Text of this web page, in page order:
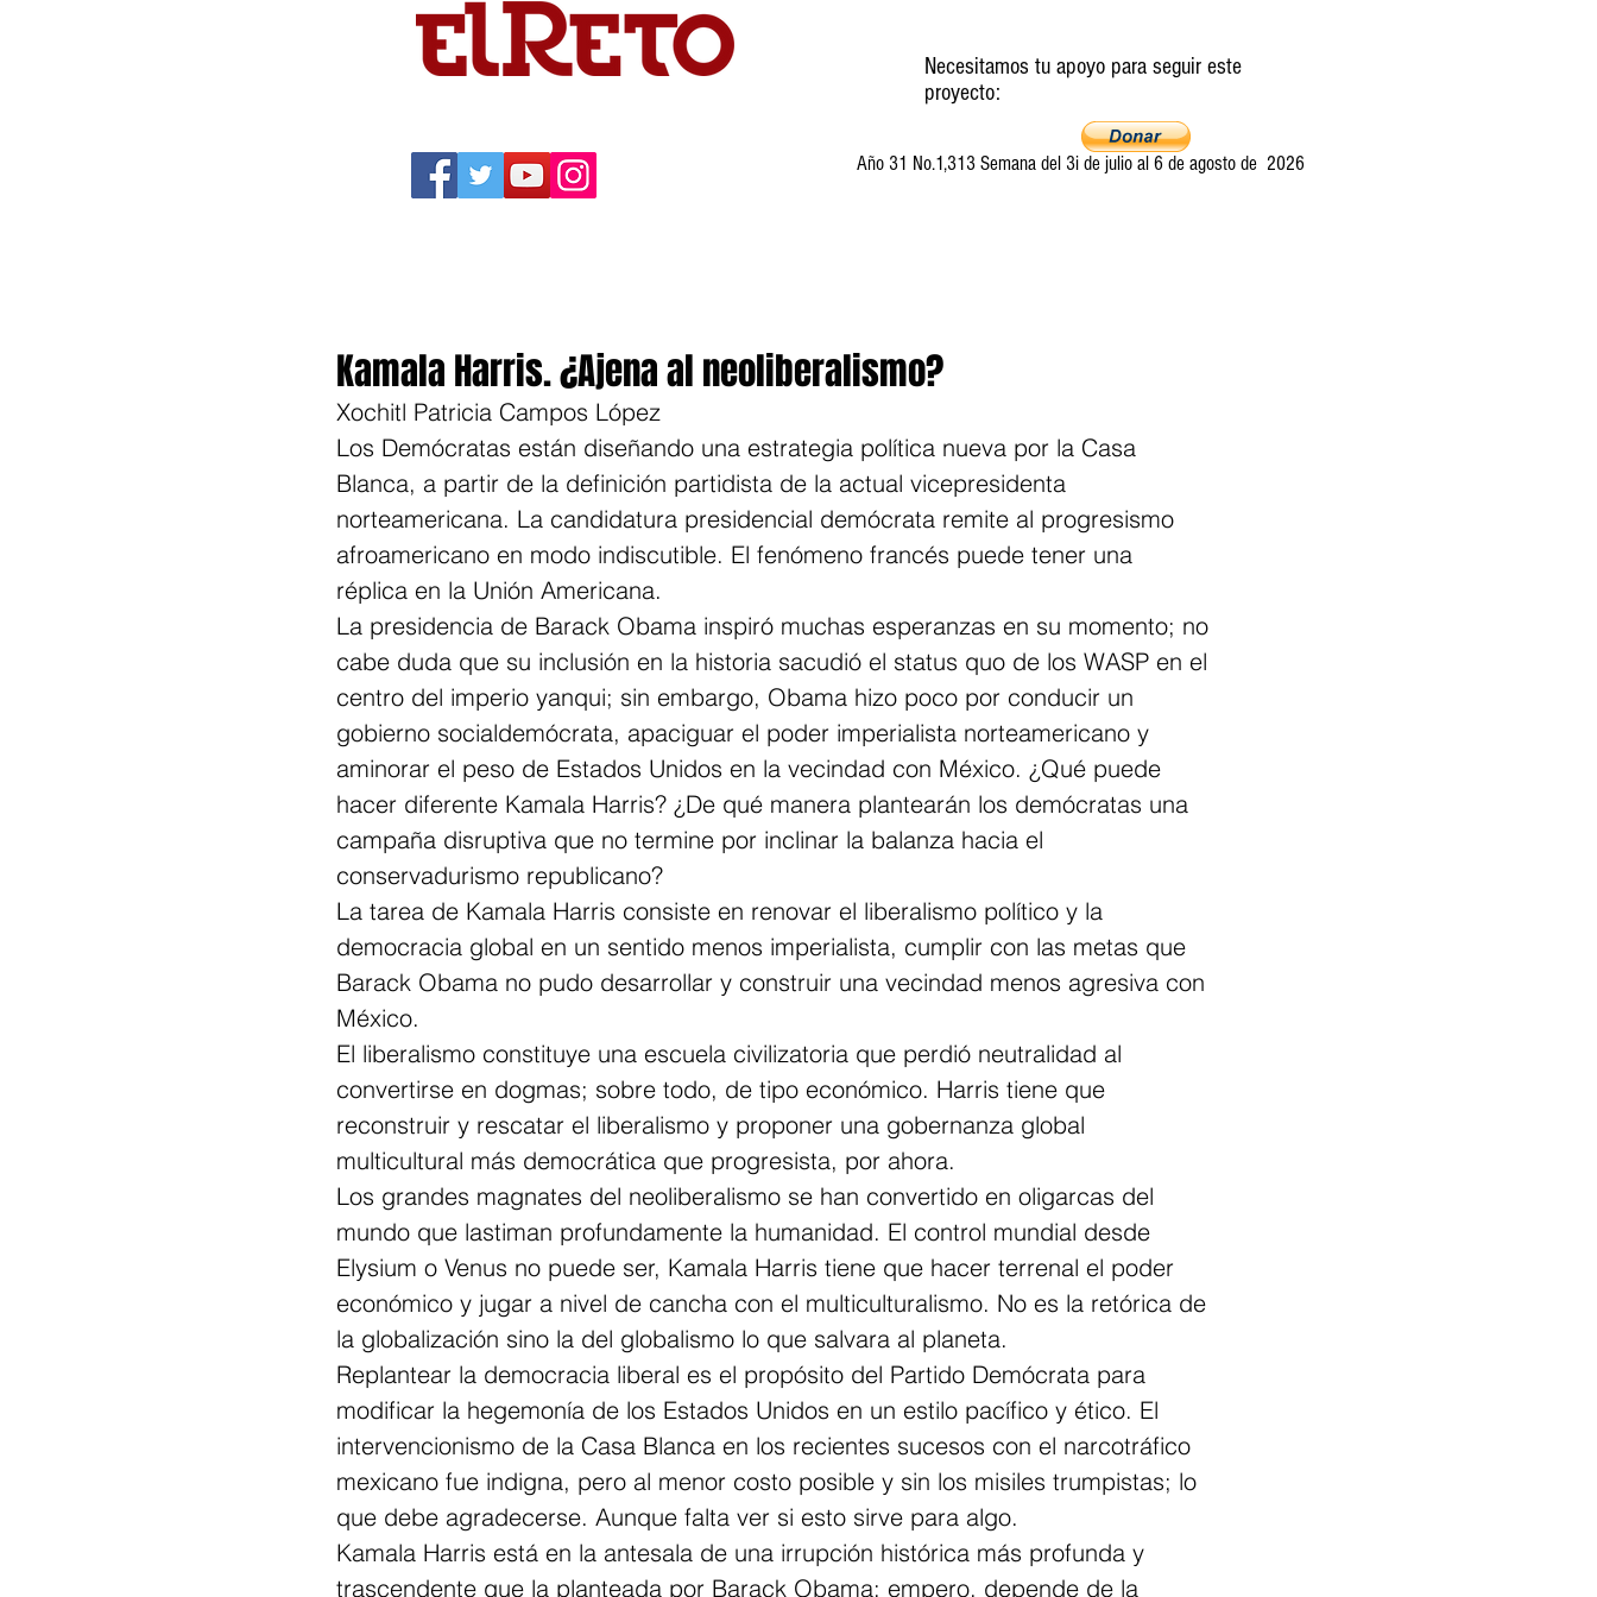
Necesitamos tu apoyo para seguir este
proyecto:
Año 31 No.1,313 Semana del 3i de julio al 6 de agosto de 2026
Kamala Harris. ¿Ajena al neoliberalismo?
Xochitl Patricia Campos López
Los Demócratas están diseñando una estrategia política nueva por la Casa
Blanca, a partir de la definición partidista de la actual vicepresidenta
norteamericana. La candidatura presidencial demócrata remite al progresismo
afroamericano en modo indiscutible. El fenómeno francés puede tener una
réplica en la Unión Americana.
La presidencia de Barack Obama inspiró muchas esperanzas en su momento; no
cabe duda que su inclusión en la historia sacudió el status quo de los WASP en el
centro del imperio yanqui; sin embargo, Obama hizo poco por conducir un
gobierno socialdemócrata, apaciguar el poder imperialista norteamericano y
aminorar el peso de Estados Unidos en la vecindad con México. ¿Qué puede
hacer diferente Kamala Harris? ¿De qué manera plantearán los demócratas una
campaña disruptiva que no termine por inclinar la balanza hacia el
conservadurismo republicano?
La tarea de Kamala Harris consiste en renovar el liberalismo político y la
democracia global en un sentido menos imperialista, cumplir con las metas que
Barack Obama no pudo desarrollar y construir una vecindad menos agresiva con
México.
El liberalismo constituye una escuela civilizatoria que perdió neutralidad al
convertirse en dogmas; sobre todo, de tipo económico. Harris tiene que
reconstruir y rescatar el liberalismo y proponer una gobernanza global
multicultural más democrática que progresista, por ahora.
Los grandes magnates del neoliberalismo se han convertido en oligarcas del
mundo que lastiman profundamente la humanidad. El control mundial desde
Elysium o Venus no puede ser, Kamala Harris tiene que hacer terrenal el poder
económico y jugar a nivel de cancha con el multiculturalismo. No es la retórica de
la globalización sino la del globalismo lo que salvara al planeta.
Replantear la democracia liberal es el propósito del Partido Demócrata para
modificar la hegemonía de los Estados Unidos en un estilo pacífico y ético. El
intervencionismo de la Casa Blanca en los recientes sucesos con el narcotráfico
mexicano fue indigna, pero al menor costo posible y sin los misiles trumpistas; lo
que debe agradecerse. Aunque falta ver si esto sirve para algo.
Kamala Harris está en la antesala de una irrupción histórica más profunda y
trascendente que la planteada por Barack Obama; empero, depende de la